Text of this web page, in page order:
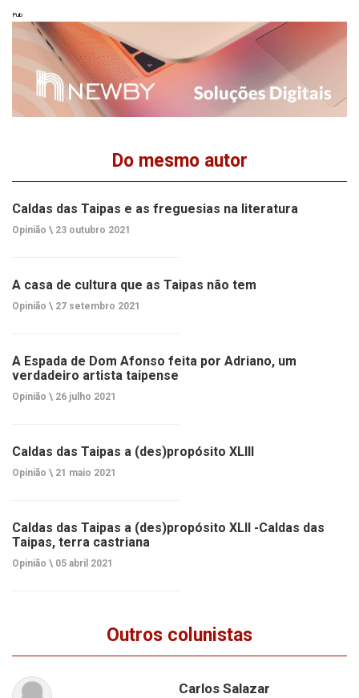
Pub
Do mesmo autor
Caldas das Taipas e as freguesias na literatura
Opinião \ 23 outubro 2021
A casa de cultura que as Taipas não tem
Opinião \ 27 setembro 2021
A Espada de Dom Afonso feita por Adriano, um
verdadeiro artista taipense
Opinião \ 26 julho 2021
Caldas das Taipas a (des)propósito XLIII
Opinião \ 21 maio 2021
Caldas das Taipas a (des)propósito XLII -Caldas das
Taipas, terra castriana
Opinião \ 05 abril 2021
Outros colunistas
Carlos Salazar